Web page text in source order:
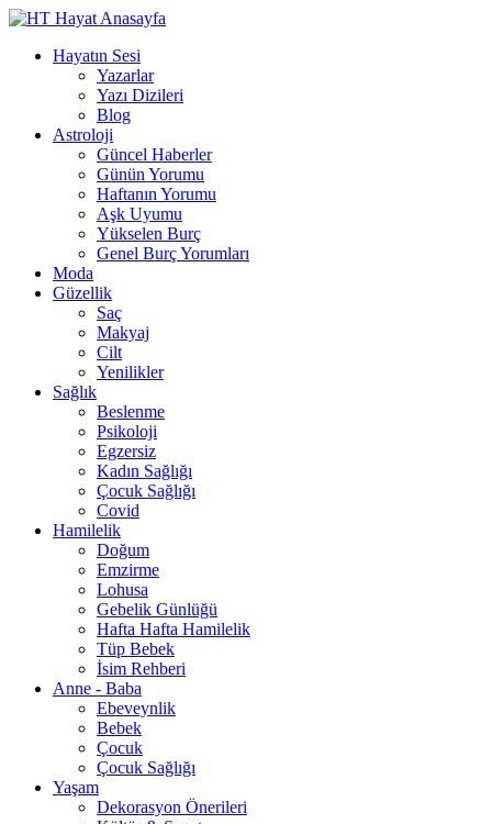
Hayatın Sesi
Yazarlar
Yazı Dizileri
Blog
Astroloji
Güncel Haberler
Günün Yorumu
Haftanın Yorumu
Aşk Uyumu
Yükselen Burç
Genel Burç Yorumları
Moda
Güzellik
Saç
Makyaj
Cilt
Yenilikler
Sağlık
Beslenme
Psikoloji
Egzersiz
Kadın Sağlığı
Çocuk Sağlığı
Covid
Hamilelik
Doğum
Emzirme
Lohusa
Gebelik Günlüğü
Hafta Hafta Hamilelik
Tüp Bebek
İsim Rehberi
Anne - Baba
Ebeveynlik
Bebek
Çocuk
Çocuk Sağlığı
Yaşam
Dekorasyon Önerileri